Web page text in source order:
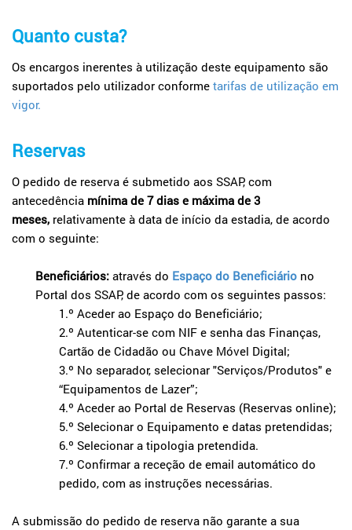
Quanto custa?
Os encargos inerentes à utilização deste equipamento são
suportados pelo utilizador conforme tarifas de utilização em
vigor.
Reservas
O pedido de reserva é submetido aos SSAP, com
antecedência mínima de 7 dias e máxima de 3
meses, relativamente à data de início da estadia, de acordo
com o seguinte:
Beneficiários: através do Espaço do Beneficiário no
Portal dos SSAP, de acordo com os seguintes passos:
1.º Aceder ao Espaço do Beneficiário;
2.º Autenticar-se com NIF e senha das Finanças,
Cartão de Cidadão ou Chave Móvel Digital;
3.º No separador, selecionar "Serviços/Produtos" e
“Equipamentos de Lazer”;
4.º Aceder ao Portal de Reservas (Reservas online);
5.º Selecionar o Equipamento e datas pretendidas;
6.º Selecionar a tipologia pretendida.
7.º Confirmar a receção de email automático do
pedido, com as instruções necessárias.
A submissão do pedido de reserva não garante a sua